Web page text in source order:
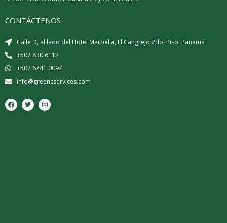
CONTÁCTENOS
Calle D, al lado del Hotel Marbella, El Cangrejo 2do. Piso. Panamá
+507 830 6112
+507 6741 0097
info@greencservices.com
F
a
c
T
w
i
I
n
s